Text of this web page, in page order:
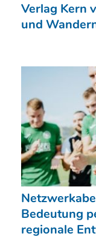
Verlag Kern
und
Bedeutung
regionale